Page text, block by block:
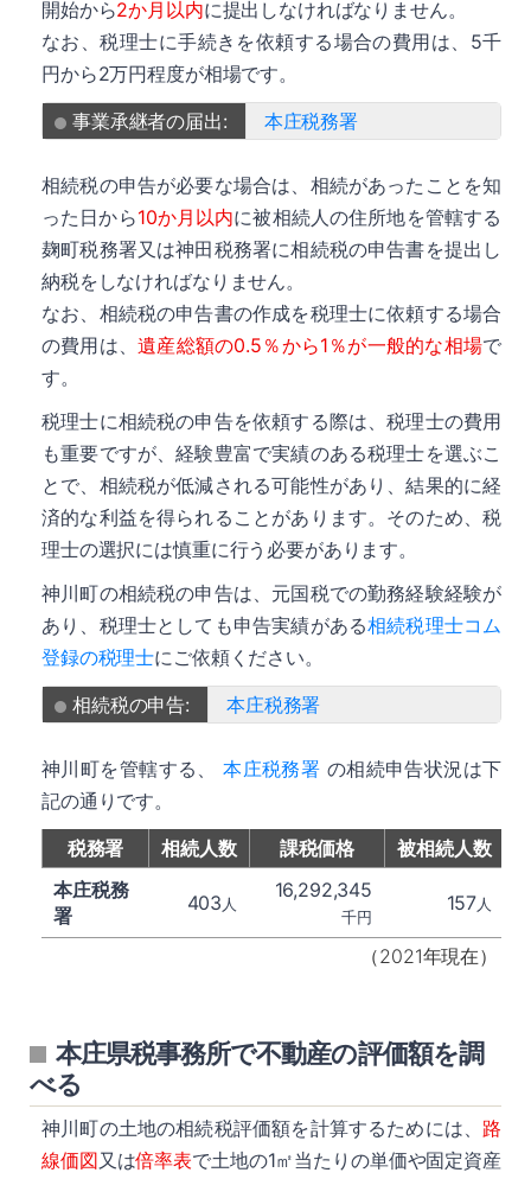
開始から2か月以内に提出しなければなりません。
なお、税理士に手続きを依頼する場合の費用は、5千
円から2万円程度が相場です。
事業承継者の届出:
本庄税務署
相続税の申告が必要な場合は、相続があったことを知
った日から10か月以内に被相続人の住所地を管轄する
麹町税務署又は神田税務署に相続税の申告書を提出し
納税をしなければなりません。
なお、相続税の申告書の作成を税理士に依頼する場合
の費用は、遺産総額の0.5％から1％が一般的な相場で
す。
税理士に相続税の申告を依頼する際は、税理士の費用
も重要ですが、経験豊富で実績のある税理士を選ぶこ
とで、相続税が低減される可能性があり、結果的に経
済的な利益を得られることがあります。そのため、税
理士の選択には慎重に行う必要があります。
神川町の相続税の申告は、元国税での勤務経験経験が
あり、税理士としても申告実績がある相続税理士コム
登録の税理士にご依頼ください。
相続税の申告:
本庄税務署
神川町を管轄する、本庄税務署 の相続申告状況は下
記の通りです。
（2021年現在）
税務署 相続人数 課税価格
被相続人数
本庄税務
署
403 人
16,292,345
千円
157人
本庄県税事務所で不動産の評価額を調
べる
神川町の土地の相続税評価額を計算するためには、 路
線価図又は倍率表で土地の1㎡当たりの単価や固定資産